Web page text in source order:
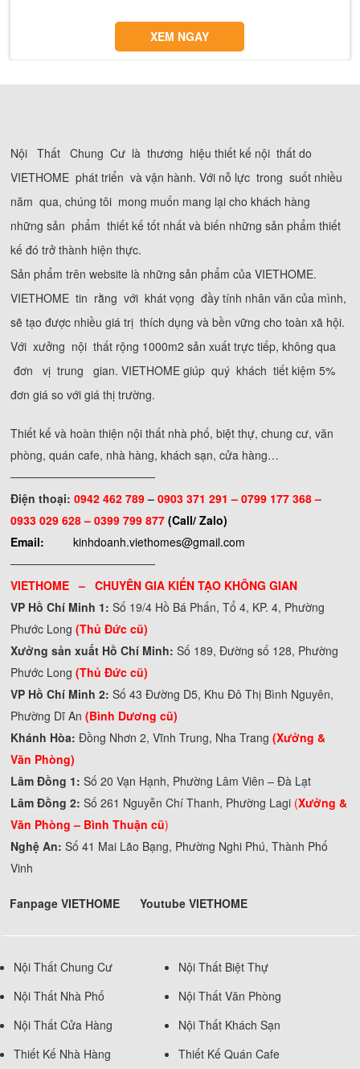
XEM NGAY
Nội Thất Chung Cư là thương hiệu thiết kế nội thất do
VIETHOME phát triển và vận hành. Với nỗ lực trong suốt nhiều
năm qua, chúng tôi mong muốn mang lại cho khách hàng
những sản phẩm thiết kế tốt nhất và biến những sản phẩm thiết
kế đó trở thành hiện thực.
Sản phẩm trên website là những sản phẩm của VIETHOME.
VIETHOME tin rằng với khát vọng đầy tính nhân văn của mình,
sẽ tạo được nhiều giá trị thích dụng và bền vững cho toàn xã hội.
Với xưởng nội thất rộng 1000m2 sản xuất trực tiếp, không qua
đơn vị trung gian. VIETHOME giúp quý khách tiết kiệm 5%
đơn giá so với giá thị trường.
Thiết kế và hoàn thiện nội thất nhà phố, biệt thự, chung cư, văn
phòng, quán cafe, nhà hàng, khách sạn, cửa hàng…
──────────────────
Điện thoại:0942 462 789–0903 371 291 –0799 177 368 –
0933 029 628 – 0399 799 877(Call/ Zalo)
Email:
kinhdoanh.viethomes@gmail.com
──────────────────
VIETHOME – CHUYÊN GIA KIẾN TẠO KHÔNG GIAN
VP Hồ Chí Minh 1: Số 19/4 Hồ Bá Phấn, Tổ 4, KP. 4, Phường
Phước Long(Thủ Đức cũ)
Xưởng sản xuất Hồ Chí Minh: Số 189, Đường số 128, Phường
Phước Long(Thủ Đức cũ)
VP Hồ Chí Minh 2: Số 43 Đường D5, Khu Đô Thị Bình Nguyên,
Phường Dĩ An (Bình Dương cũ)
Khánh Hòa:Đồng Nhơn 2, Vĩnh Trung, Nha Trang (Xưởng &
Văn Phòng)
Lâm Đồng 1:Số 20 Vạn Hạnh, Phường Lâm Viên – Đà Lạt
Lâm Đồng 2:Số 261 Nguyễn Chí Thanh, Phường Lagi (Xưởng &
Văn Phòng – Bình Thuận cũ)
Nghệ An: Số 41 Mai Lão Bạng, Phường Nghi Phú, Thành Phố
Vinh
Fanpage VIETHOME Youtube VIETHOME
Nội Thất Chung Cư
Nội Thất Biệt Thự
Nội Thất Nhà Phố
Nội Thất Văn Phòng
Nội Thất Cửa Hàng
Nội Thất Khách Sạn
Thiết Kế Nhà Hàng
Thiết Kế Quán Cafe